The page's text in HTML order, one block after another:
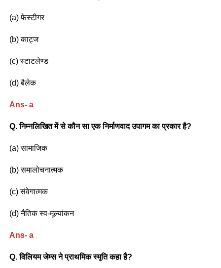
(a) फेस्टीगर
(b) काट्ज
(c) स्टाटलेण्ड
(d) बैलेक
Ans- a
Q. निम्नलिखित में से कौन सा एक निर्माणवाद उपागम का प्रकार है?
(a) सामाजिक
(b) समालोचनात्मक
(c) संवेगात्मक
(d) नैतिक स्व-मूल्यांकन
Ans- a
Q. विलियम जेम्स ने प्राथमिक स्मृति कहा है?